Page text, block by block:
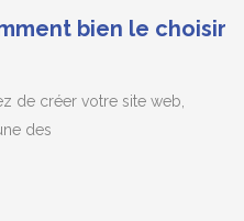
bien le choisir
de créer votre site web,
des